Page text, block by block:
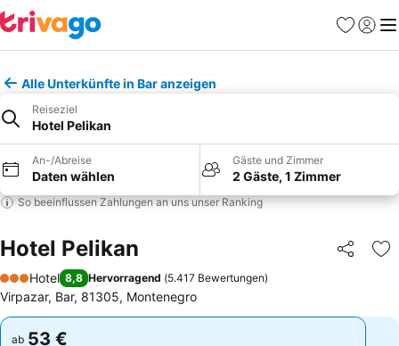
Favoriten
Alle Unterkünfte in Bar anzeigen
Reiseziel
Hotel Pelikan
An-/Abreise
Daten wählen
Gäste und Zimmer
2 Gäste, 1 Zimmer
So beeinflussen Zahlungen an uns unser Ranking
Hotel Pelikan Teilen
3 Sterne
Hotel 8,8 Hervorragend (5.417 Bewertungen)
Virpazar, Bar, 81305, Montenegro
ab 53 €
ab 53 €